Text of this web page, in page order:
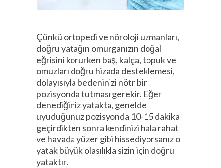
Çünkü ortopedi ve nöroloji uzmanları,
doğru yatağın omurganızın doğal
eğrisini korurken baş, kalça, topuk ve
omuzları doğru hizada desteklemesi,
dolayısıyla bedeninizi nötr bir
pozisyonda tutması gerekir. Eğer
denediğiniz yatakta, genelde
uyuduğunuz pozisyonda 10-15 dakika
geçirdikten sonra kendinizi hala rahat
ve havada yüzer gibi hissediyorsanız o
yatak büyük olasılıkla sizin için doğru
yataktır.